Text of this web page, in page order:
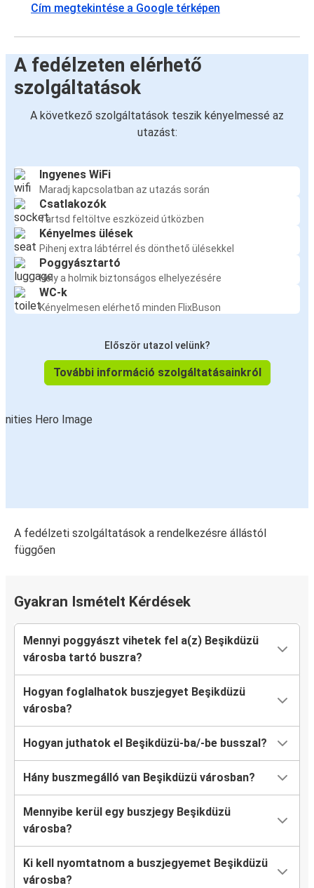
Cím megtekintése a Google térképen
A fedélzeten elérhető
szolgáltatások
A következő szolgáltatások teszik kényelmessé az
utazást:
Ingyenes WiFi
Maradj kapcsolatban az utazás során
Csatlakozók
Tartsd feltöltve eszközeid útközben
Kényelmes ülések
Pihenj extra lábtérrel és dönthető ülésekkel
Poggyásztartó
Hely a holmik biztonságos elhelyezésére
WC-k
Kényelmesen elérhető minden FlixBuson
Először utazol velünk?
További információ szolgáltatásainkról
A fedélzeti szolgáltatások a rendelkezésre állástól
függően
Gyakran Ismételt Kérdések
Mennyi poggyászt vihetek fel a(z) Beşikdüzü
városba tartó buszra?
Hogyan foglalhatok buszjegyet Beşikdüzü
városba?
Hogyan juthatok el Beşikdüzü-ba/-be busszal?
Hány buszmegálló van Beşikdüzü városban?
Mennyibe kerül egy buszjegy Beşikdüzü
városba?
Ki kell nyomtatnom a buszjegyemet Beşikdüzü
városba?